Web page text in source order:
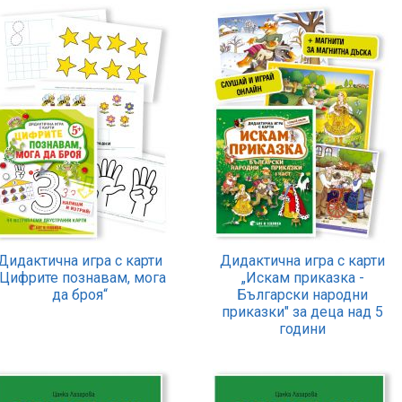
игра с карти
познавам, мога
да броя“
Дидактична игра с карти
„Искам приказка -
Български народни
приказки" за деца над 5
години